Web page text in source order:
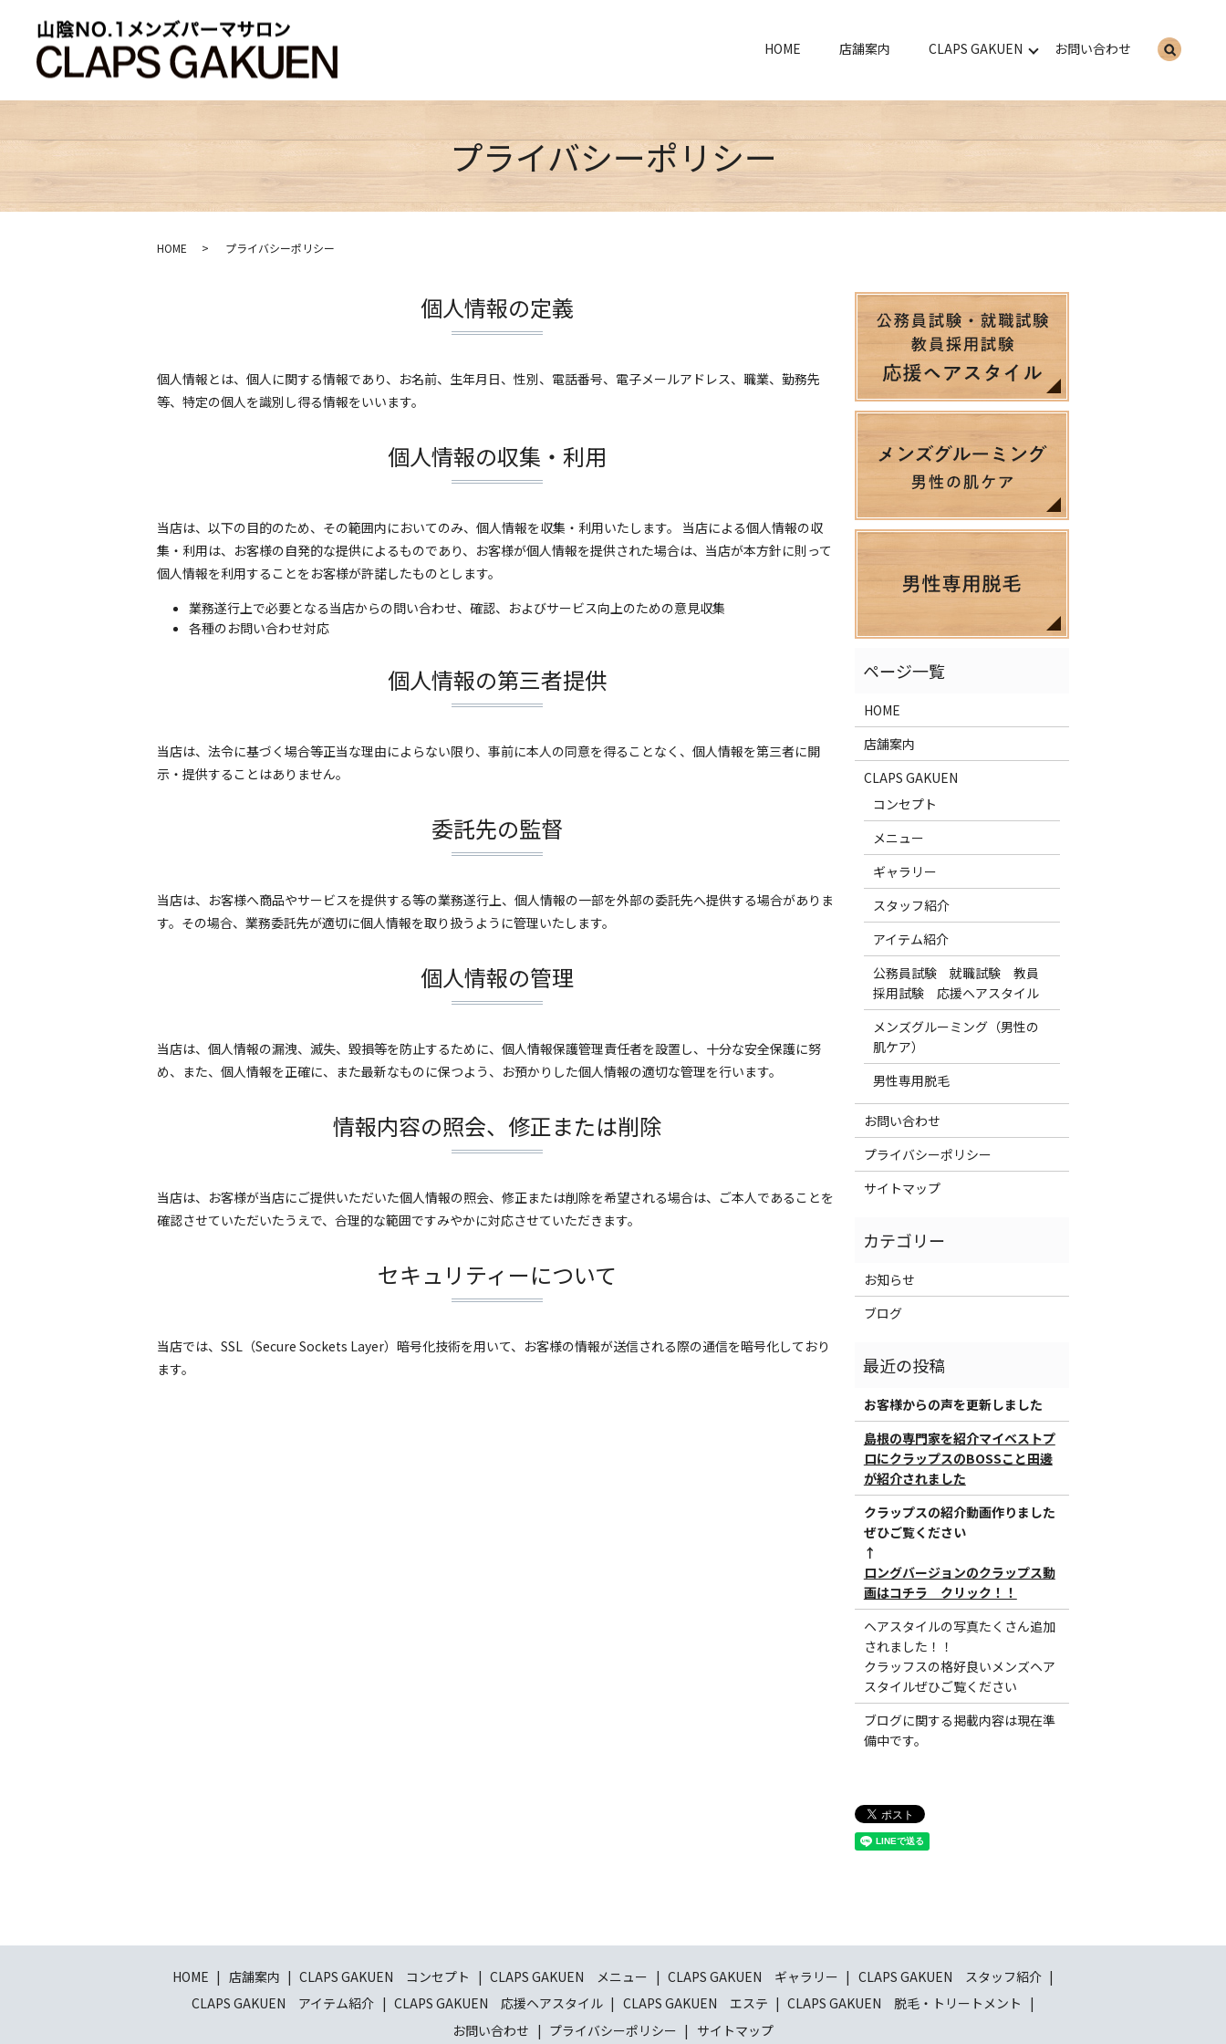
HOME 店舗案内 CLAPS GAKUEN お問い合わせ search
プライバシーポリシー
HOME プライバシーポリシー
個人情報の定義
個人情報とは、個人に関する情報であり、お名前、生年月日、性別、電話番号、電子メールアドレス、職業、勤務先
等、特定の個人を識別し得る情報をいいます。
個人情報の収集・利用
当店は、以下の目的のため、その範囲内においてのみ、個人情報を収集・利用いたします。 当店による個人情報の収
集・利用は、お客様の自発的な提供によるものであり、お客様が個人情報を提供された場合は、当店が本方針に則って
個人情報を利用することをお客様が許諾したものとします。
業務遂行上で必要となる当店からの問い合わせ、確認、およびサービス向上のための意見収集
各種のお問い合わせ対応
個人情報の第三者提供
当店は、法令に基づく場合等正当な理由によらない限り、事前に本人の同意を得ることなく、個人情報を第三者に開
示・提供することはありません。
委託先の監督
当店は、お客様へ商品やサービスを提供する等の業務遂行上、個人情報の一部を外部の委託先へ提供する場合がありま
す。その場合、業務委託先が適切に個人情報を取り扱うように管理いたします。
個人情報の管理
当店は、個人情報の漏洩、滅失、毀損等を防止するために、個人情報保護管理責任者を設置し、十分な安全保護に努
め、また、個人情報を正確に、また最新なものに保つよう、お預かりした個人情報の適切な管理を行います。
情報内容の照会、修正または削除
当店は、お客様が当店にご提供いただいた個人情報の照会、修正または削除を希望される場合は、ご本人であることを
確認させていただいたうえで、合理的な範囲ですみやかに対応させていただきます。
セキュリティーについて
当店では、SSL（Secure Sockets Layer）暗号化技術を用いて、お客様の情報が送信される際の通信を暗号化しており
ます。
HOME
店舗案内
CLAPS GAKUEN
コンセプト
メニュー
ギャラリー
スタッフ紹介
アイテム紹介
公務員試験 就職試験 教員
採用試験 応援ヘアスタイル
メンズグルーミング（男性の
肌ケア）
男性専用脱毛
お問い合わせ
プライバシーポリシー
サイトマップ
お知らせ
ブログ
お客様からの声を更新しました
島根の専門家を紹介マイベストプ
ロにクラップスのBOSSこと田邊
が紹介されました
クラップスの紹介動画作りました
ぜひご覧ください
↑
ロングバージョンのクラップス動
画はコチラ クリック！！
ヘアスタイルの写真たくさん追加
されました！！
クラッフスの格好良いメンズヘア
スタイルぜひご覧ください
ブログに関する掲載内容は現在準
備中です。
HOME 店舗案内 CLAPS GAKUEN コンセプト CLAPS GAKUEN メニュー CLAPS GAKUEN ギャラリー
CLAPS GAKUEN スタッフ紹介
CLAPS GAKUEN アイテム紹介
CLAPS GAKUEN 応援ヘアスタイル CLAPS GAKUEN エステ
CLAPS GAKUEN 脱毛・トリートメント
お問い合わせ
プライバシーポリシー サイトマップ